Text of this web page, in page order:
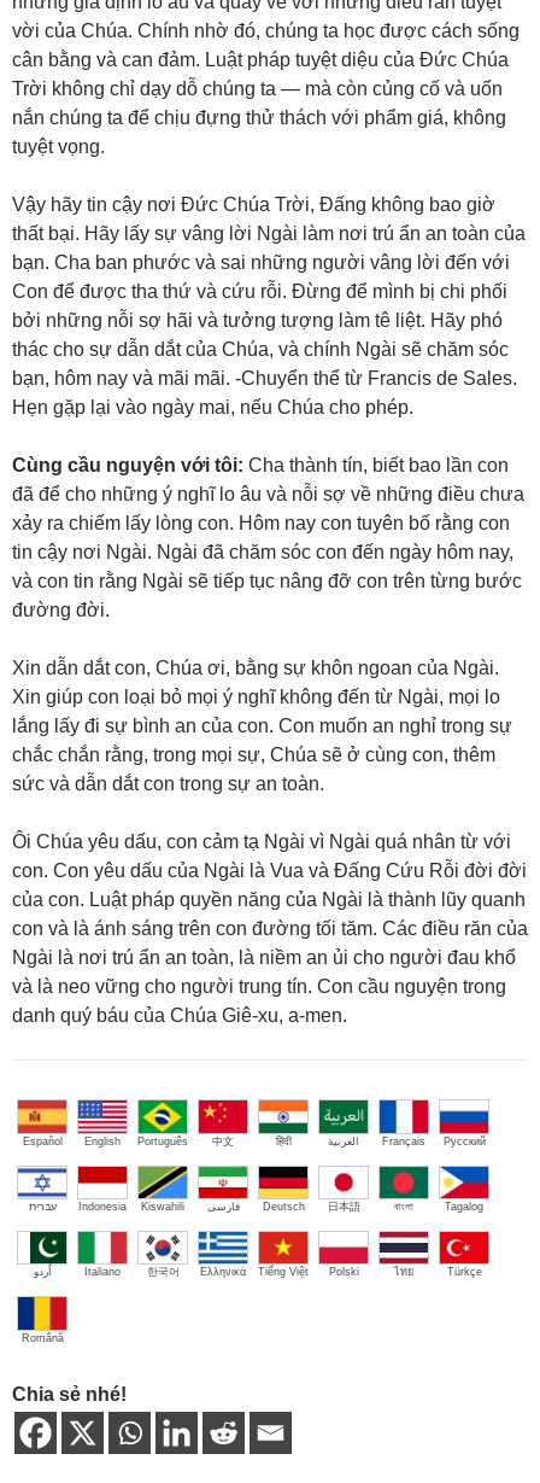
vời của Chúa. Chính nhờ đó, chúng ta học được cách sống
cân bằng và can đảm. Luật pháp tuyệt diệu của Đức Chúa
Trời không chỉ dạy dỗ chúng ta — mà còn củng cố và uốn
nắn chúng ta để chịu đựng thử thách với phẩm giá, không
tuyệt vọng.
Vậy hãy tin cậy nơi Đức Chúa Trời, Đấng không bao giờ
thất bại. Hãy lấy sự vâng lời Ngài làm nơi trú ẩn an toàn của
bạn. Cha ban phước và sai những người vâng lời đến với
Con để được tha thứ và cứu rỗi. Đừng để mình bị chi phối
bởi những nỗi sợ hãi và tưởng tượng làm tê liệt. Hãy phó
thác cho sự dẫn dắt của Chúa, và chính Ngài sẽ chăm sóc
bạn, hôm nay và mãi mãi. -Chuyển thể từ Francis de Sales.
Hẹn gặp lại vào ngày mai, nếu Chúa cho phép.
Cùng cầu nguyện với tôi: Cha thành tín, biết bao lần con
đã để cho những ý nghĩ lo âu và nỗi sợ về những điều chưa
xảy ra chiếm lấy lòng con. Hôm nay con tuyên bố rằng con
tin cậy nơi Ngài. Ngài đã chăm sóc con đến ngày hôm nay,
và con tin rằng Ngài sẽ tiếp tục nâng đỡ con trên từng bước
đường đời.
Xin dẫn dắt con, Chúa ơi, bằng sự khôn ngoan của Ngài.
Xin giúp con loại bỏ mọi ý nghĩ không đến từ Ngài, mọi lo
lắng lấy đi sự bình an của con. Con muốn an nghỉ trong sự
chắc chắn rằng, trong mọi sự, Chúa sẽ ở cùng con, thêm
sức và dẫn dắt con trong sự an toàn.
Ôi Chúa yêu dấu, con cảm tạ Ngài vì Ngài quá nhân từ với
con. Con yêu dấu của Ngài là Vua và Đấng Cứu Rỗi đời đời
của con. Luật pháp quyền năng của Ngài là thành lũy quanh
con và là ánh sáng trên con đường tối tăm. Các điều răn của
Ngài là nơi trú ẩn an toàn, là niềm an ủi cho người đau khổ
và là neo vững cho người trung tín. Con cầu nguyện trong
danh quý báu của Chúa Giê-xu, a-men.
Español English Português 中文 हिंदी العربية Français Русский
עברית Indonesia Kiswahili فارسی Deutsch 日本語 বাংলা Tagalog
اُردو Italiano 한국어 Ελληνικά Tiếng Việt Polski ไทย Türkçe
Română
Chia sẻ nhé!